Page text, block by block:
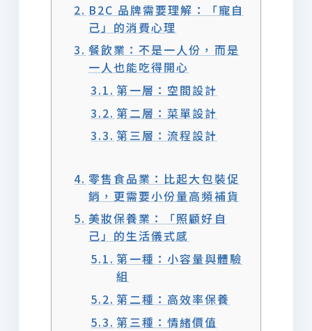
B2C 品牌需要理解：「寵自
己」的消費心理
餐飲業：不是一人份，而是
一人也能吃得開心
第一層：空間設計
第二層：菜單設計
第三層：流程設計
零售食品業：比起大包裝促
銷，更需要小份量高頻補貨
美妝保養業：「照顧好自
己」的生活儀式感
第一種：小容量與體驗
組
第二種：高效率保養
第三種：情緒價值